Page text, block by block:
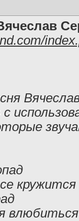
кружится